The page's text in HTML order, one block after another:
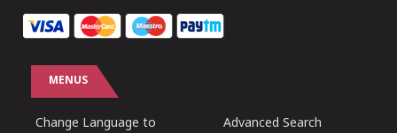
MENUS
Change Language to
Advanced Search